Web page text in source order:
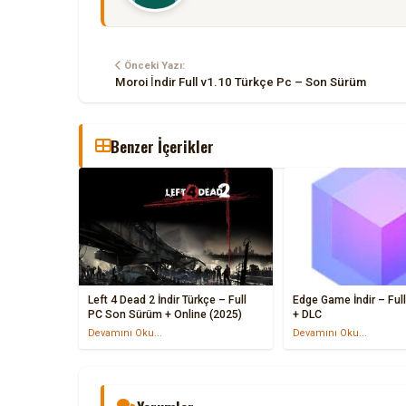
Önceki Yazı:
Moroi İndir Full v1.10 Türkçe Pc – Son Sürüm
Benzer İçerikler
Left 4 Dead 2 İndir Türkçe – Full
PC Son Sürüm + Online (2025)
Devamını Oku...
Edge Game İndir – Full PC Türkçe
+ DLC
Devamını Oku...